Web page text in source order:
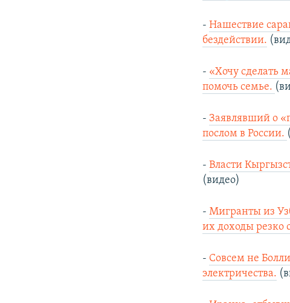
-Нашествие
бездействии.
- «Хочу сделать
помочь семье.
- Заявлявший о
послом в России.
-Власти
(видео)
-Мигранты из
их доходы резко
- Совсем не
электричества.